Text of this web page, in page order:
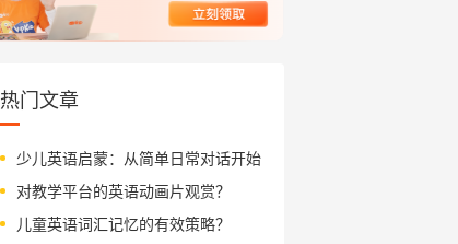
热门文章
少儿英语启蒙：从简单日常对话开始
对教学平台的英语动画片观赏？
儿童英语词汇记忆的有效策略？